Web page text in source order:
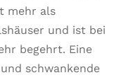
mehr als
und ist bei
begehrt. Eine
schwankende